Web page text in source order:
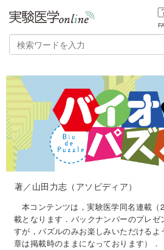
著／山田力志（アソビディア）
本コンテンツは，実験医学同名連載
載となります．バックナンバーのプレゼ
すが，パズルのみお楽しみいただける
章は掲載時のままになっております）．